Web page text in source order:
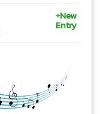
+New
Entry